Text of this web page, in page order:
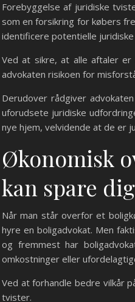
Forebyggelse af juridiske
som en forsikring for købers
identificere potentielle
Ved at sikre, at alle aftaler
advokaten risikoen for
Derudover rådgiver
uforudsete juridiske
nye hjem, velvidende at de er
Økonomisk
kan spare
Når man står overfor et
hyre en boligadvokat. Men
og fremmest har
omkostninger eller
Ved at forhandle bedre vilkår
tvister.